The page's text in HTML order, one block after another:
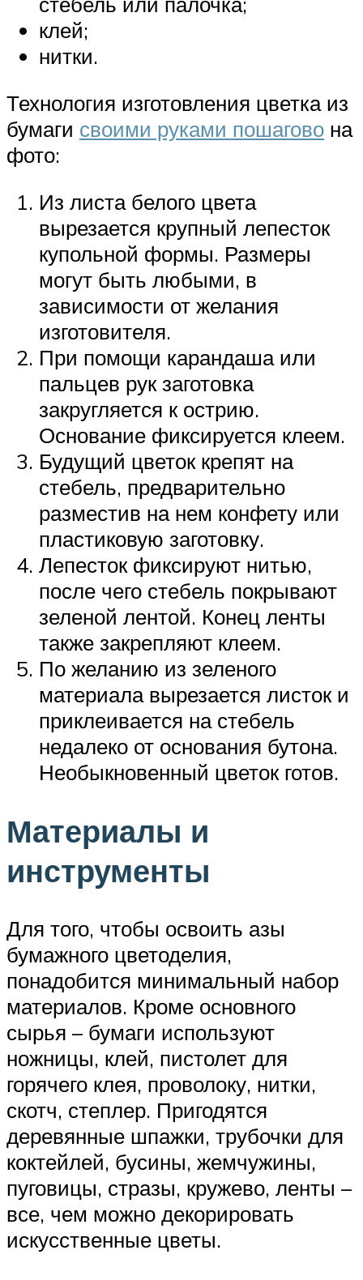
клей;
нитки.
Технология изготовления цветка из
бумаги своими руками пошагово на
фото:
Из листа белого цвета
вырезается крупный лепесток
купольной формы. Размеры
могут быть любыми, в
зависимости от желания
изготовителя.
При помощи карандаша или
пальцев рук заготовка
закругляется к острию.
Основание фиксируется клеем.
Будущий цветок крепят на
стебель, предварительно
разместив на нем конфету или
пластиковую заготовку.
Лепесток фиксируют нитью,
после чего стебель покрывают
зеленой лентой. Конец ленты
также закрепляют клеем.
По желанию из зеленого
материала вырезается листок и
приклеивается на стебель
недалеко от основания бутона.
Необыкновенный цветок готов.
Материалы и
инструменты
Для того, чтобы освоить азы
бумажного цветоделия,
понадобится минимальный набор
материалов. Кроме основного
сырья – бумаги используют
ножницы, клей, пистолет для
горячего клея, проволоку, нитки,
скотч, степлер. Пригодятся
деревянные шпажки, трубочки для
коктейлей, бусины, жемчужины,
пуговицы, стразы, кружево, ленты –
все, чем можно декорировать
искусственные цветы.